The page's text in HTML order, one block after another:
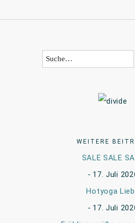
WEITERE
SALE SALE
17. Juli
Hotyoga
17. Juli